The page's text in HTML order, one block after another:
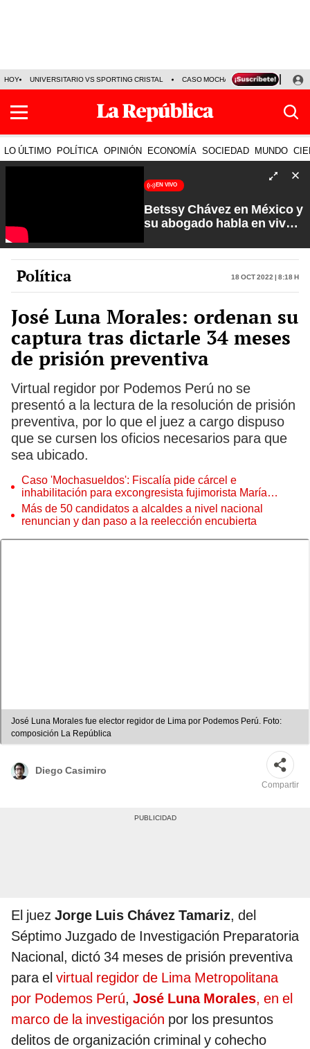
HOY UNIVERSITARIO VS SPORTING CRISTAL CASO MOCHASUELDOS
LO ÚLTIMO POLÍTICA OPINIÓN ECONOMÍA SOCIEDAD MUNDO
EN VIVO
Betssy Chávez en México y
su abogado habla en vivo |
Carlos Cornejo
Política 18 Oct 2022 | 8:18 h
José Luna Morales: ordenan su
captura tras dictarle 34 meses
de prisión preventiva
Virtual regidor por Podemos Perú no se
presentó a la lectura de la resolución de prisión
preventiva, por lo que el juez a cargo dispuso
que se cursen los oficios necesarios para que
sea ubicado.
Caso 'Mochasueldos': Fiscalía pide cárcel e
inhabilitación para excongresista fujimorista María
Cordero Jon Tay
Más de 50 candidatos a alcaldes a nivel nacional
renuncian y dan paso a la reelección encubierta
José Luna Morales fue elector regidor de Lima por Podemos Perú. Foto:
composición La República
Diego Casimiro
Compartir
El juez Jorge Luis Chávez Tamariz, del
Séptimo Juzgado de Investigación Preparatoria
Nacional, dictó 34 meses de prisión preventiva
para el virtual regidor de Lima Metropolitana
por Podemos Perú, José Luna Morales, en el
marco de la investigación por los presuntos
delitos de organización criminal y cohecho